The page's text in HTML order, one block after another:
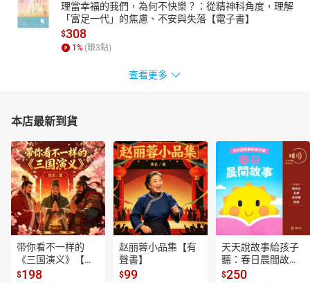
理當幸福的我們，為何不快樂？：從精神科角度，理解
「富足一代」的焦慮、不安與失落【電子書】
$308
1 % (賺3點)
查看更多
本店最新到貨
带你看不一样的
《三国演义》【有
聲書】
$198
赵丽蓉小品集【有
聲書】
$99
天天說故事給孩子
聽：春日晨間故事
【有聲書】
$250